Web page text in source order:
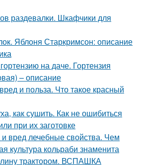
раздевалки. Шкафчики для
Яблоня Старкримсон: описание
на даче. Гортензия
– описание
и польза. Что такое красный
как сушить. Как не ошибиться
при их заготовке
и вред лечебные свойства. Чем
культура кольраби знаменита
трактором. ВСПАШКА